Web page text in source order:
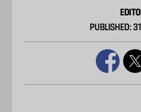
PUBLISHED: